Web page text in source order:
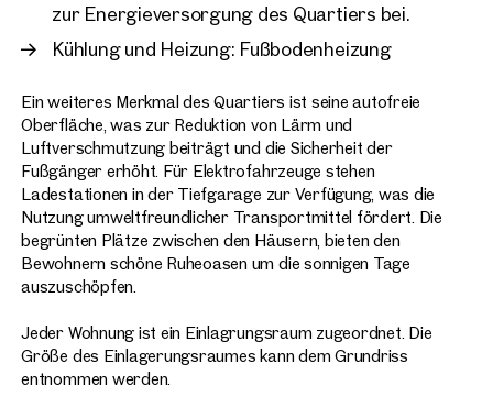
zur Energieversorgung des Quartiers bei.
Kühlung und Heizung: Fußbodenheizung
Ein weiteres Merkmal des Quartiers ist seine autofreie
Oberfläche, was zur Reduktion von Lärm und
Luftverschmutzung beiträgt und die Sicherheit der
Fußgänger erhöht. Für Elektrofahrzeuge stehen
Ladestationen in der Tiefgarage zur Verfügung, was die
Nutzung umweltfreundlicher Transportmittel fördert. Die
begrünten Plätze zwischen den Häusern, bieten den
Bewohnern schöne Ruheoasen um die sonnigen Tage
auszuschöpfen.
Jeder Wohnung ist ein Einlagrungsraum zugeordnet. Die
Größe des Einlagerungsraumes kann dem Grundriss
entnommen werden.